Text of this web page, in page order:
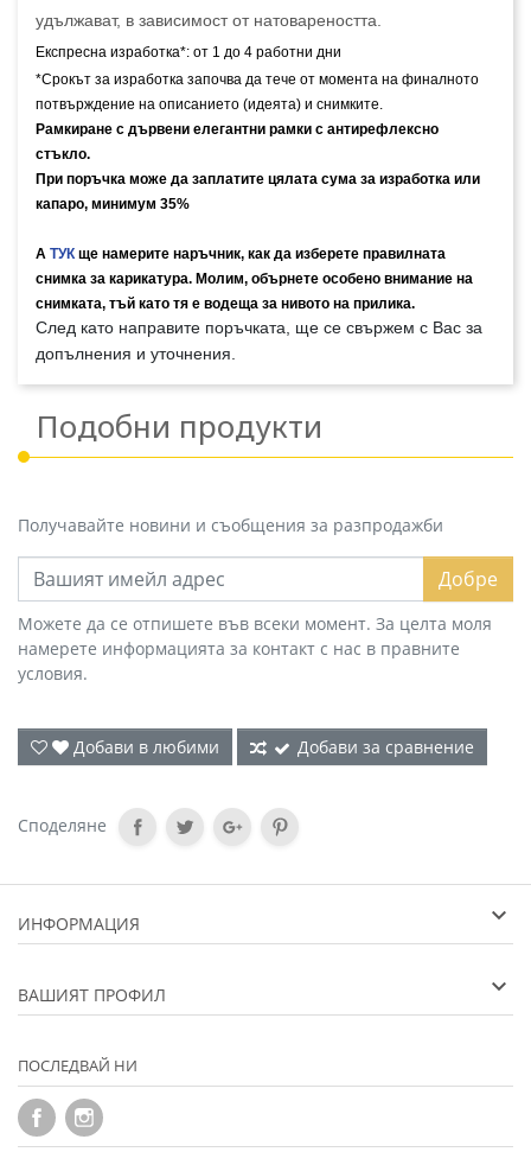
удължават, в зависимост от натовареността.
Експресна изработка*: от 1 до 4 работни дни
*Срокът за изработка започва да тече от момента на финалното
потвърждение на описанието (идеята) и снимките.
Рамкиране с дървени елегантни рамки с антирефлексно
стъкло.
При поръчка може да заплатите цялата сума за изработка или
капаро, минимум 35%
А ТУК ще намерите наръчник, как да изберете правилната
снимка за карикатура. Молим, обърнете особено внимание на
снимката, тъй като тя е водеща за нивото на прилика.
След като направите поръчката, ще се свържем с Вас за
допълнения и уточнения.
Подобни продукти
Получавайте новини и съобщения за разпродажби
Добре
Можете да се отпишете във всеки момент. За целта моля
намерете информацията за контакт с нас в правните
условия.
Добави в любими Добави за сравнение
Споделяне
ИНФОРМАЦИЯ
ВАШИЯТ ПРОФИЛ
ПОСЛЕДВАЙ НИ